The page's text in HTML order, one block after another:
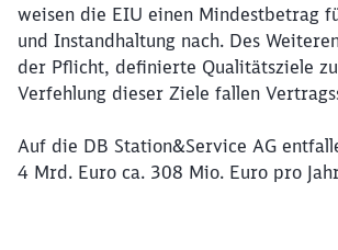
weisen die EIU einen Mindestbetrag
und Instandhaltung nach. Des
der Pflicht, definierte Qualitätsziele
Verfehlung dieser Ziele fallen
Auf die DB Station&Service AG
4 Mrd. Euro ca. 308 Mio. Euro pro